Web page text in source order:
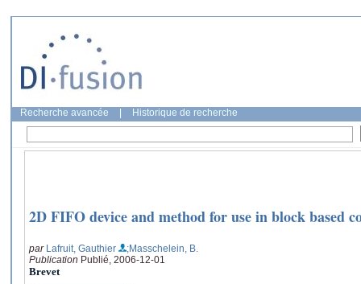
Recherche avancée Historique de recherche
2D FIFO device and method for use in block based
par Lafruit, Gauthier
;Masschelein, B.
Publication Publié, 2006-12-01
Brevet